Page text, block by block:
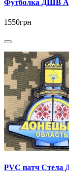
Футболка ДШВ
1550грн
PVC патч Стела